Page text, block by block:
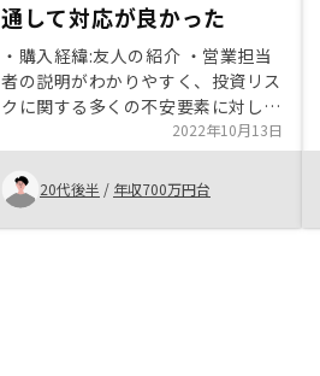
通して対応が良かった
・購入経緯:友人の紹介 ・営業担当
者の説明がわかりやすく、投資リス
クに関する多くの不安要素に対して
一つ一つ丁寧に説明いただいた。
・土日のみの対応にも関わらず、契
約までの流れは大変スムーズに進め
てもらったと思う。
2022年10月13日
20代後半 / 年収700万円台